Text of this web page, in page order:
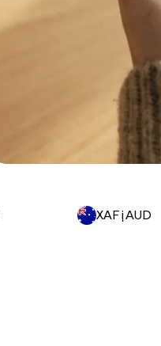
XAF į AUD